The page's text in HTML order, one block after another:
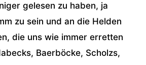
gelesen zu haben, ja
zu sein und an die Helden
die uns wie immer erretten
Baerböcke, Scholzs,